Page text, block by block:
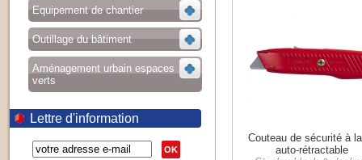
Equipement de chantier
Outillage du bâtiment
Aménagement urbain espaces
verts
Lettre d'information
OK
Couteau de sécurité à
auto-rétractable